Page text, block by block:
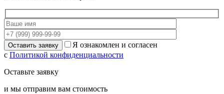
Я ознакомлен и согласен
с Политикой конфиденциальности
Оставьте заявку
и мы отправим вам стоимость